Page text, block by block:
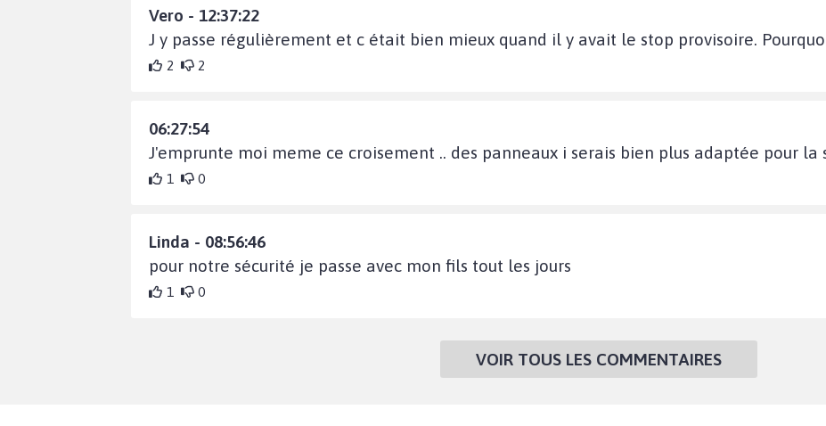
Vero - 12:37:22
J y passe régulièrement et c était bien mieux quand il y avait le stop provisoire.
2 2
06:27:54
J'emprunte moi meme ce croisement .. des panneaux i serais bien plus adaptée pour la
1 0
Linda - 08:56:46
pour notre sécurité je passe avec mon fils tout les jours
1 0
VOIR TOUS LES COMMENTAIRES